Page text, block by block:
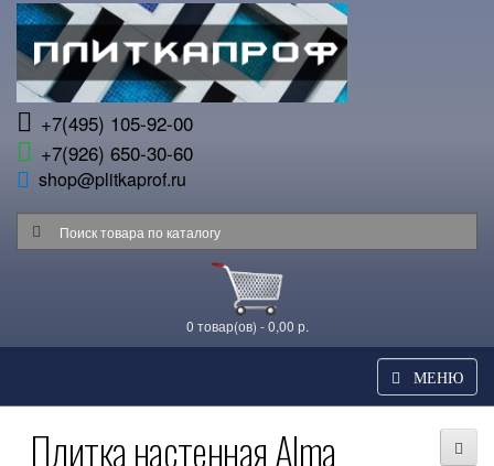
+7(495) 105-92-00
+7(926) 650-30-60
shop@plitkaprof.ru
0 товар(ов) - 0,00 р.
МЕНЮ
Плитка настенная Alma